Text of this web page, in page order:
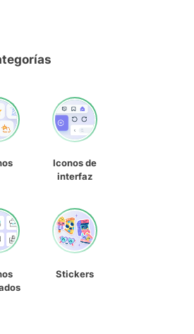
Iconos de
interfaz
Stickers